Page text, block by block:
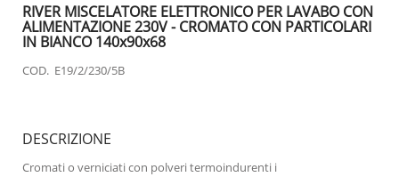
RIVER MISCELATORE ELETTRONICO PER LAVABO CON
ALIMENTAZIONE 230V - CROMATO CON PARTICOLARI
IN BIANCO 140x90x68
COD. E19/2/230/5B
DESCRIZIONE
Cromati o verniciati con polveri termoindurenti i